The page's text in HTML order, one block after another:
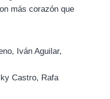
más corazón que
Iván Aguilar,
Castro, Rafa